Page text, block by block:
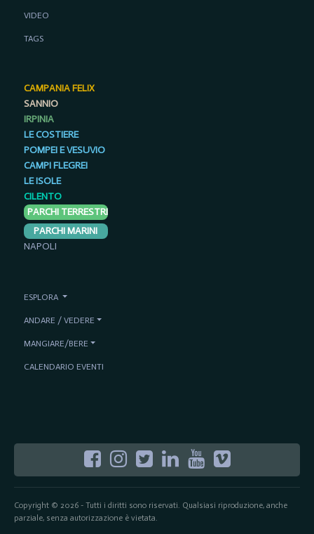
Copyright © 2026 - Tutti i diritti sono riservati. Qualsiasi riproduzione, anche
parziale, senza autorizzazione è vietata.
VIDEO
TAGS
CAMPANIA FELIX
SANNIO
IRPINIA
LE COSTIERE
POMPEI E VESUVIO
CAMPI FLEGREI
LE ISOLE
CILENTO
PARCHI TERRESTRI
PARCHI MARINI
NAPOLI
ESPLORA
ANDARE / VEDERE
MANGIARE/BERE
CALENDARIO EVENTI